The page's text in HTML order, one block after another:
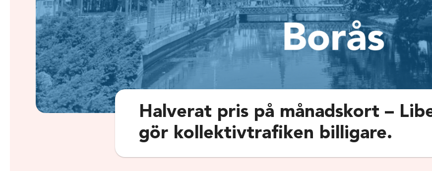
Halverat pris på månadskort –
gör kollektivtrafiken billigare.